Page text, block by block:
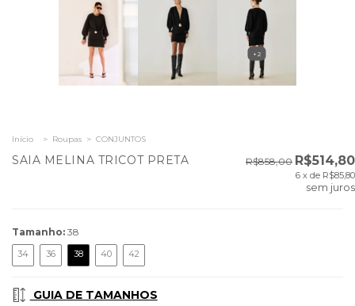
+2
Início > Roupas > CONJUNTOS
SAIA MELINA TRICOT PRETA R$858,00 R$514,80
6 x de R$85,80
sem juros
Tamanho: 38
34 36 38 40 42
GUIA DE TAMANHOS